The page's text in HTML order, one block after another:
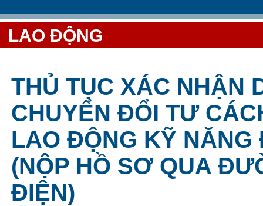
LAO ĐỘNG
THỦ TỤC XÁC NHẬN
CHUYỂN ĐỔI TƯ
LAO ĐỘNG KỸ
(NỘP HỒ SƠ QUA
ĐIỆN)